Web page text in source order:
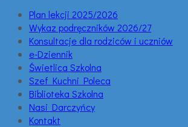
Plan lekcji 2025/2026
Wykaz podręczników 2026/27
Konsultacje dla rodziców i uczniów
e-Dziennik
Świetlica Szkolna
Szef Kuchni Poleca
Biblioteka Szkolna
Nasi Darczyńcy
Kontakt